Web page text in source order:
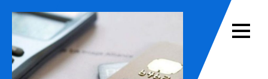
содержимому